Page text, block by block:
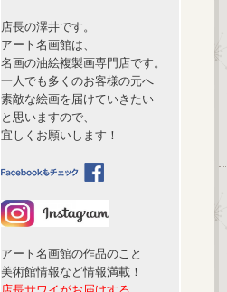
店長の澤井です。
アート名画館は、
名画の油絵複製画専門店です。
一人でも多くのお客様の元へ
素敵な絵画を届けていきたい
と思いますので、
宜しくお願いします！
アート名画館の作品のこと
美術館情報など情報満載！